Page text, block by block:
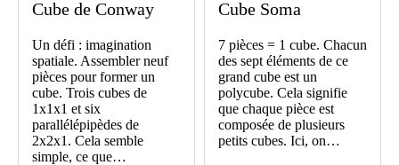
Cube de Conway
Un défi : imagination
spatiale. Assembler neuf
pièces pour former un
cube. Trois cubes de
1x1x1 et six
parallélépipèdes de
2x2x1. Cela semble
simple, ce que…
Cube Soma
7 pièces = 1 cube. Chacun
des sept éléments de ce
grand cube est un
polycube. Cela signifie
que chaque pièce est
composée de plusieurs
petits cubes. Ici, on…